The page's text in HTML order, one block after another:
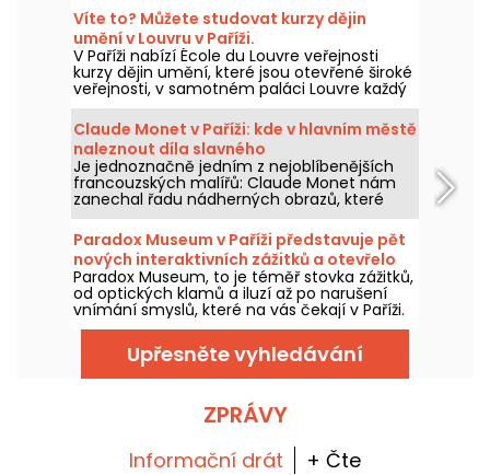
Víte to? Můžete studovat kurzy dějin
umění v Louvru v Paříži.
V Paříži nabízí École du Louvre veřejnosti
kurzy dějin umění, které jsou otevřené široké
veřejnosti, v samotném paláci Louvre každý
rok od září do června. Muzeum také občas
pořádá bezplatné přednášky. To vám
pomůže zcela ovládnout dějiny umění!
Claude Monet v Paříži: kde v hlavním městě
naleznout díla slavného
impressionistického malíře?
Je jednoznačně jedním z nejoblíbenějších
francouzských malířů: Claude Monet nám
zanechal řadu nádherných obrazů, které
můžete obdivovat v pařížských muzeích.
Připojte se k našemu průvodci!
Paradox Museum v Paříži představuje pět
nových interaktivních zážitků a otevřelo
Café Hans & Gretel
Paradox Museum, to je téměř stovka zážitků,
od optických klamů a iluzí až po narušení
vnímání smyslů, které na vás čekají v Paříži.
Připravte se na to, že budete zcela zmatení
a budete moci zachytit surrealistické
snímky. K našemu tradičnímu průchodu
přibyla pět nových ponoření do světa
naše smysly! A navíc na vás čeká zcela
nový, nesmírně lahodný kavárenský
Upřesněte vyhledávání
ZPRÁVY
Informační drát + Čte